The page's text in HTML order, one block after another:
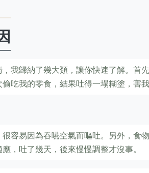
我歸納了幾大類，讓你快速了解。首
吃我的零食，結果吐得一塌糊塗，害我
容易因為吞嚥空氣而嘔吐。另外，食
，吐了幾天，後來慢慢調整才沒事。